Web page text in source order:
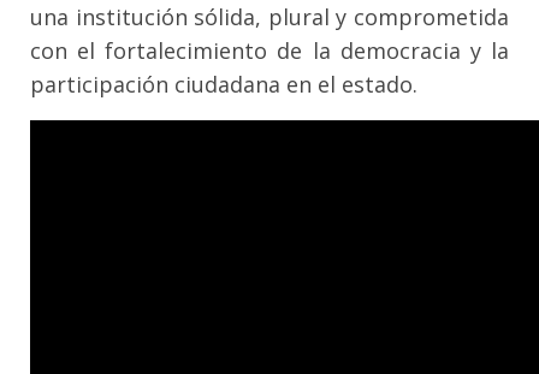
una institución sólida, plural y comprometida
con el fortalecimiento de la democracia y la
participación ciudadana en el estado.